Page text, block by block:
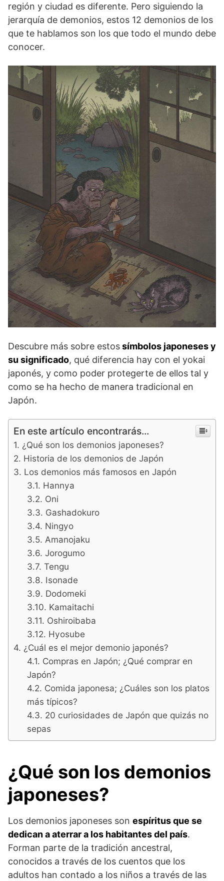
región y ciudad es diferente. Pero siguiendo la
jerarquía de demonios, estos 12 demonios de los
que te hablamos son los que todo el mundo debe
conocer.
Descubre más sobre estossímbolos japoneses y
su significado, qué diferencia hay con el yokai
japonés, y como poder protegerte de ellos tal y
como se ha hecho de manera tradicional en
Japón.
En este artículo encontrarás...
¿Qué son los demonios japoneses?
Historia de los demonios de Japón
Los demonios más famosos en Japón
Hannya
Oni
Gashadokuro
Ningyo
Amanojaku
Jorogumo
Tengu
Isonade
Dodomeki
Kamaitachi
Oshiroibaba
Hyosube
¿Cuál es el mejor demonio japonés?
Compras en Japón; ¿Qué comprar en
Japón?
Comida japonesa; ¿Cuáles son los platos
más típicos?
20 curiosidades de Japón que quizás no
sepas
¿Qué son los demonios
japoneses?
Los demonios japoneses son espíritus que se
dedican a aterrar a los habitantes del país.
Forman parte de la tradición ancestral,
conocidos a través de los cuentos que los
adultos han contado a los niños a través de las